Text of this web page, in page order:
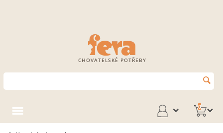
CHOVATELSKÉ POTŘEBY
0